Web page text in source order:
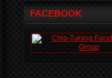
FACEBOOK